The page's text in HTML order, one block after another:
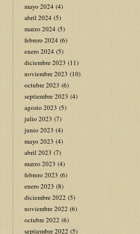
mayo 2024 (4)
abril 2024 (5)
marzo 2024 (5)
febrero 2024 (6)
enero 2024 (5)
diciembre 2023 (11)
noviembre 2023 (10)
octubre 2023(6)
septiembre 2023 (4)
agosto 2023 (5)
julio 2023 (7)
junio 2023(4)
mayo 2023 (4)
abril 2023 (7)
marzo 2023 (4)
febrero 2023(6)
enero 2023 (8)
diciembre 2022 (5)
noviembre 2022 (6)
octubre 2022 (6)
septiembre 2022(5)